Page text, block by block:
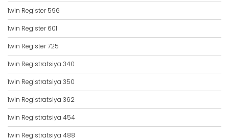
1win Register 596
1win Register 601
1win Register 725
1win Registratsiya 340
1win Registratsiya 350
1win Registratsiya 362
1win Registratsiya 454
1win Registratsiya 488